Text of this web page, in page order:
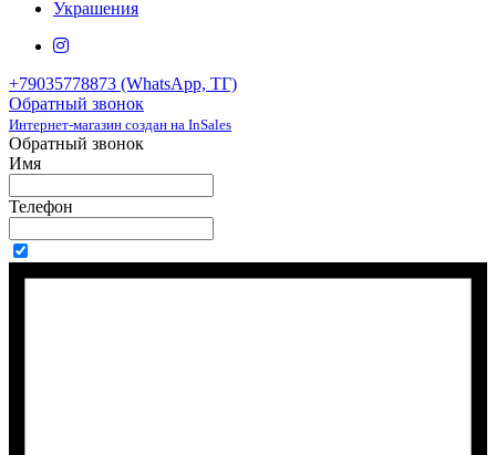
Украшения
+79035778873 (WhatsApp, ТГ)
Обратный звонок
Интернет-магазин создан на InSales
Обратный звонок
Имя
Телефон